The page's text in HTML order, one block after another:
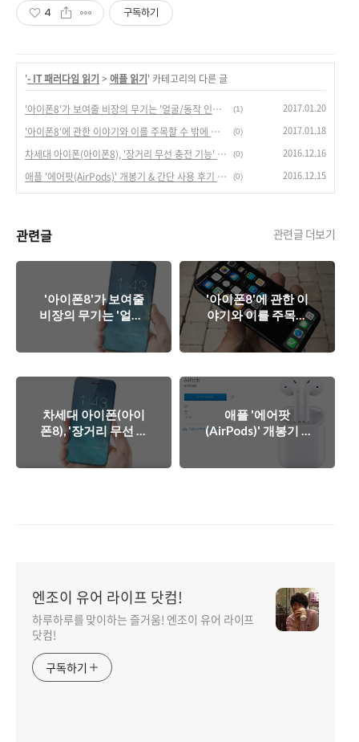
4 구독하기
'- IT 패러다임 읽기 > 애플 읽기' 카테고리의 다른 글
'아이폰8'가 보여줄 비장의 무기는 '얼굴/동작 인식' 기능? (1) 2017.01.20
'아이폰8'에 관한 이야기와 이를 주목할 수 밖에 없는 이유. OLED와 그 너머. (0) 2017.01.18
차세대 아이폰(아이폰8), '장거리 무선 충전 기능' 실현 가시화. 충전 패러다임 바꾸나? (0) 2016.12.16
애플 '에어팟(AirPods)' 개봉기 & 간단 사용 후기 - 애플의 강력한 웨어러블 기기. (0) 2016.12.15
관련글 관련글 더보기
'아이폰8'가 보여줄
비장의 무기는 '얼굴/
동작 인식' 기능?
'아이폰8'에 관한 이
야기와 이를 주목할
수 밖에 없는 이유.
OLED와 그 너머.
차세대 아이폰(아이
폰8), '장거리 무선 충
전 기능' 실현 가시화.
충전 패러다임 바꾸
애플 '에어팟
(AirPods)' 개봉기 &
엔조이 유어 라이프 닷컴!
하루하루를 맞이하는 즐거움! 엔조이 유어 라이프
닷컴!
구독하기